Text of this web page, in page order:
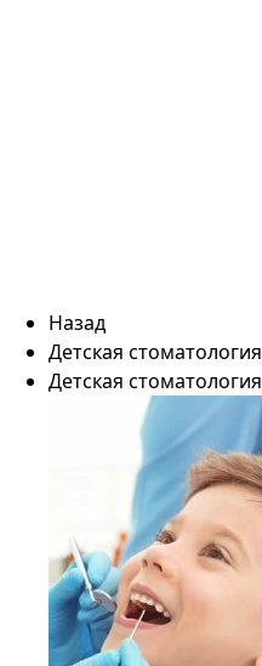
Назад
Детская стоматология
Детская стоматология